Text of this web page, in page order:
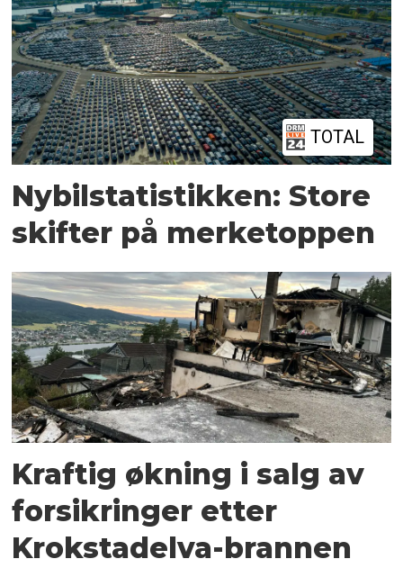
TOTAL
Nybilstatistikken: Store
skifter på merketoppen
Kraftig økning i salg av
forsikringer etter
Krokstadelva-brannen